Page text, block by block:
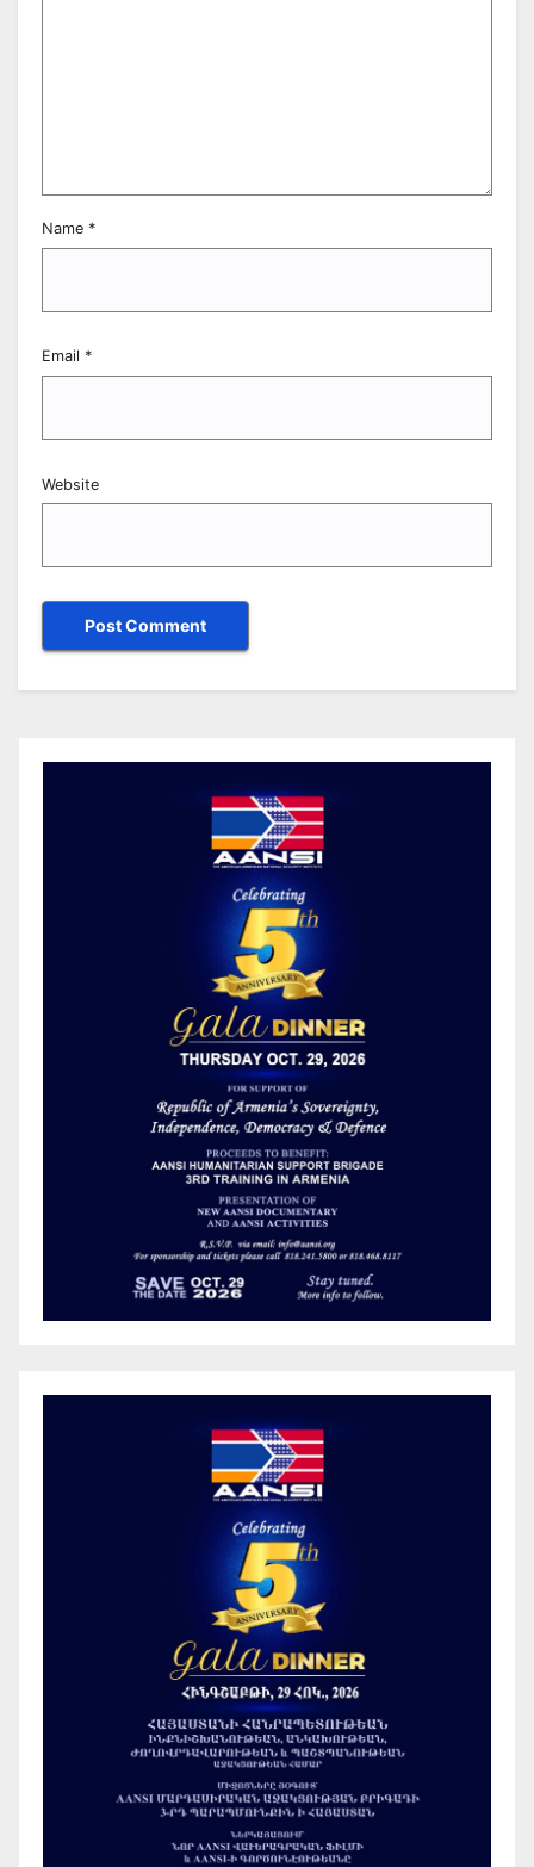
Name *
Email *
Website